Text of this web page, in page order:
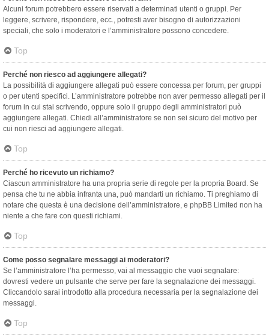
Alcuni forum potrebbero essere riservati a determinati utenti o gruppi. Per
leggere, scrivere, rispondere, ecc., potresti aver bisogno di autorizzazioni
speciali, che solo i moderatori e l’amministratore possono concedere.
Top
Perché non riesco ad aggiungere allegati?
La possibilità di aggiungere allegati può essere concessa per forum, per gruppi
o per utenti specifici. L’amministratore potrebbe non aver permesso allegati per il
forum in cui stai scrivendo, oppure solo il gruppo degli amministratori può
aggiungere allegati. Chiedi all’amministratore se non sei sicuro del motivo per
cui non riesci ad aggiungere allegati.
Top
Perché ho ricevuto un richiamo?
Ciascun amministratore ha una propria serie di regole per la propria Board. Se
pensa che tu ne abbia infranta una, può mandarti un richiamo. Ti preghiamo di
notare che questa è una decisione dell’amministratore, e phpBB Limited non ha
niente a che fare con questi richiami.
Top
Come posso segnalare messaggi ai moderatori?
Se l’amministratore l’ha permesso, vai al messaggio che vuoi segnalare:
dovresti vedere un pulsante che serve per fare la segnalazione dei messaggi.
Cliccandolo sarai introdotto alla procedura necessaria per la segnalazione dei
messaggi.
Top